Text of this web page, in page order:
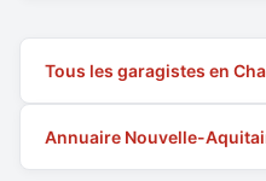
Tous les garagistes en
Annuaire Nouvelle-